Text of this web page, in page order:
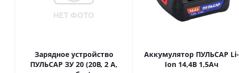
Зарядное устройство
ПУЛЬСАР ЗУ 20 (20В, 2 А,
Аккумулятор ПУЛЬСАР Li-
Ion 14,4В 1,5Ач